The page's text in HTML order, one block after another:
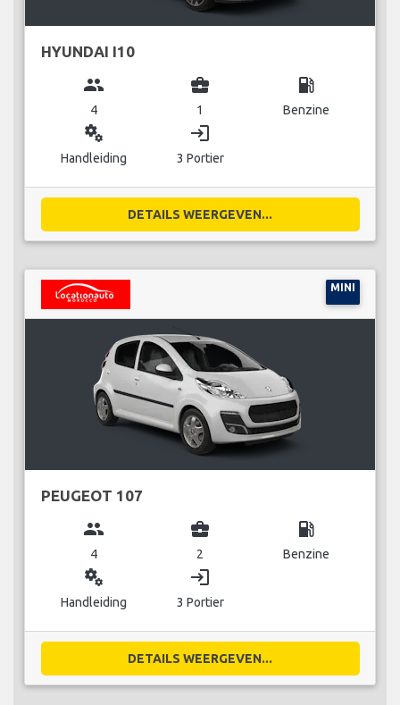
HYUNDAI I10
group
4
business_center
1
local_gas_station
Benzine
miscellaneous_services
Handleiding
login
3 Portier
DETAILS WEERGEVEN...
MINI
PEUGEOT 107
group
4
business_center
2
local_gas_station
Benzine
miscellaneous_services
Handleiding
login
3 Portier
DETAILS WEERGEVEN...